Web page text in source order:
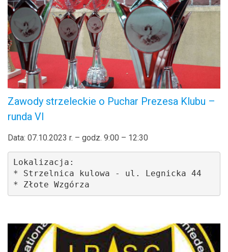
Zawody strzeleckie o Puchar Prezesa Klubu –
runda VI
Data: 07.10.2023 r. – godz. 9:00 – 12:30
Lokalizacja:
* Strzelnica kulowa - ul. Legnicka 44
* Złote Wzgórza